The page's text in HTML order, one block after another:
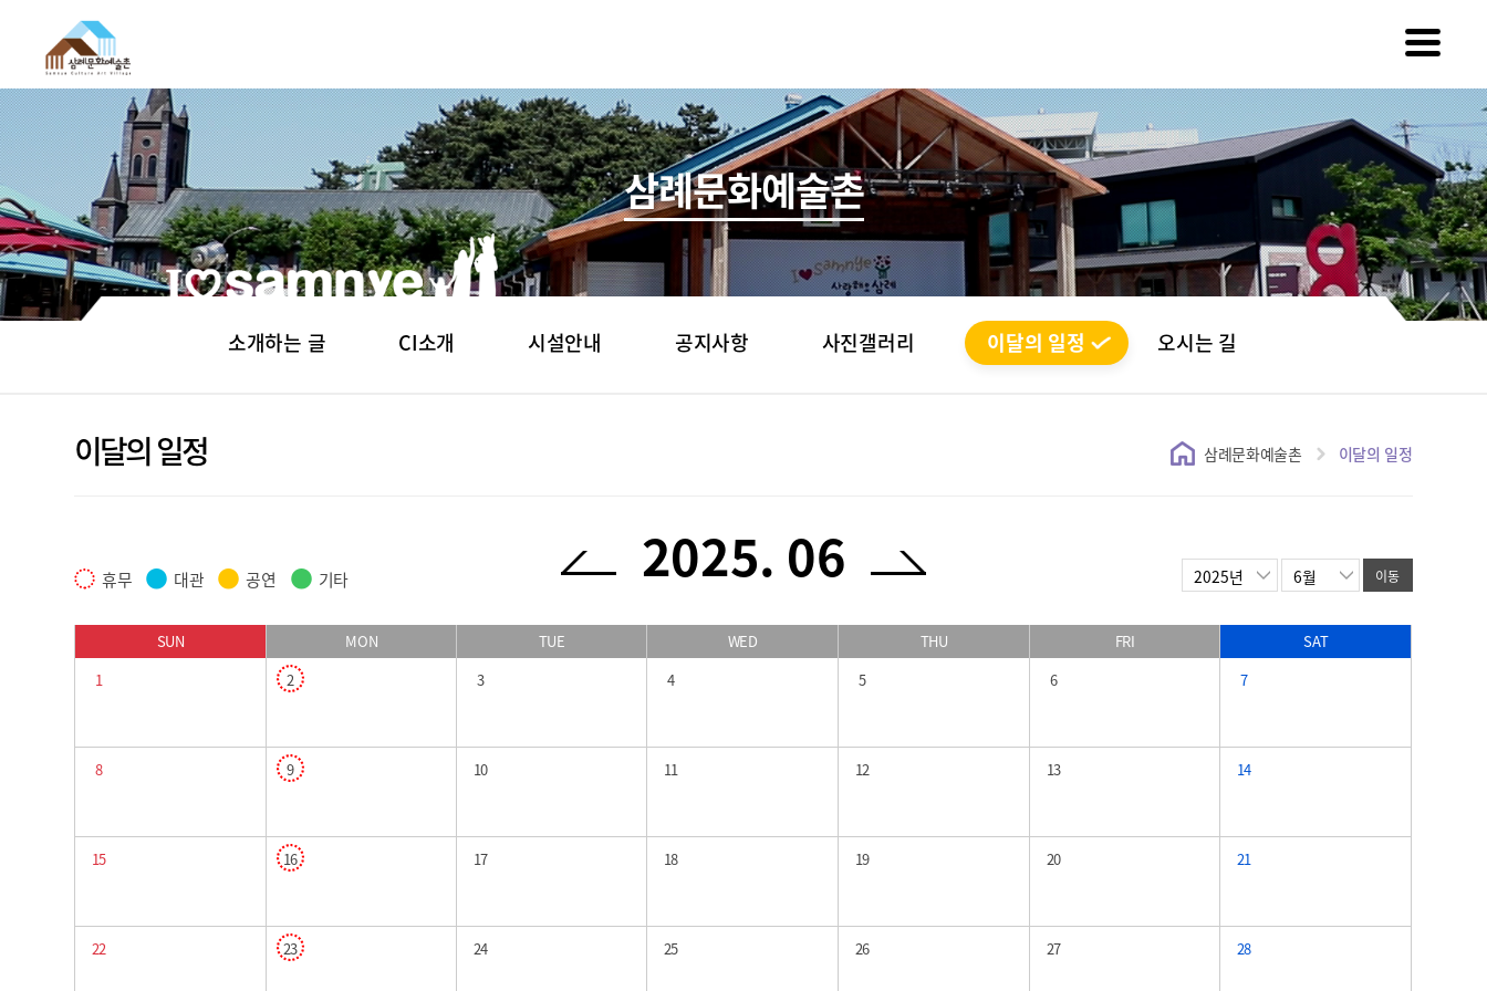
삼례문화예술촌
소개하는 글 CI소개 시설안내 공지사항 사진갤러리 이달의 일정 오시는 길
삼례문화예술촌 이달의 일정
이달의 일정
2025. 06
휴무 대관 공연 기타 이동
SUN
1
MON
2
TUE
3
WED
4
THU
5
FRI
6
SAT
7
8 9 10 11 12 13 14
15 16 17 18 19 20 21
22 23 24 25 26 27 28